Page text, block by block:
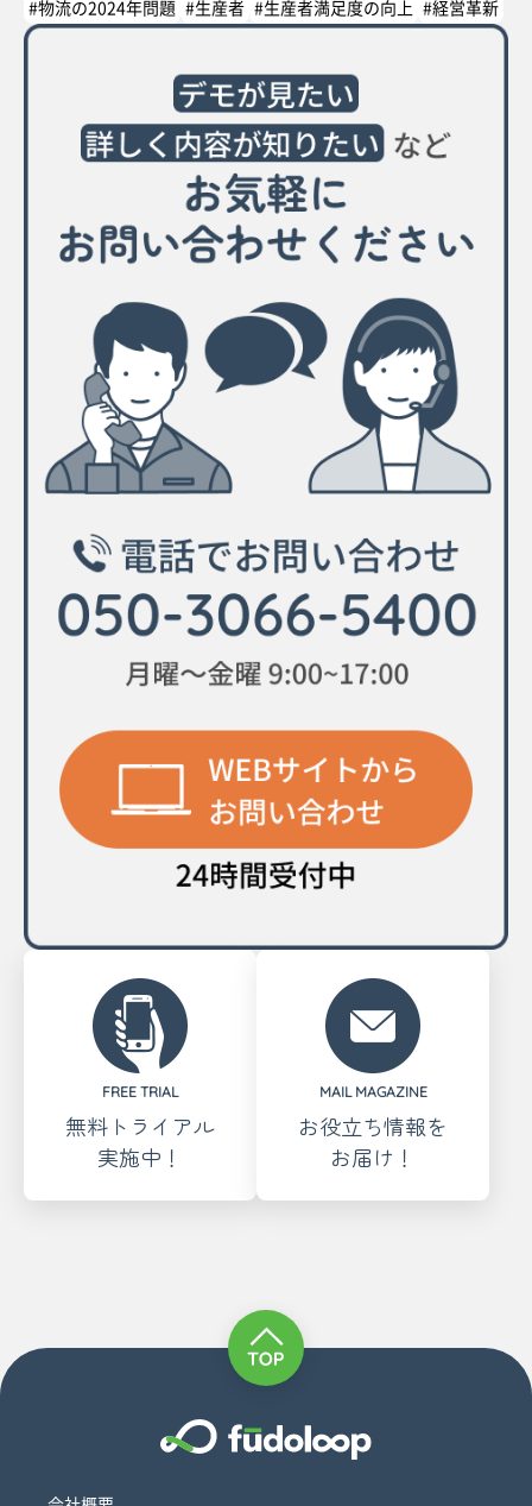
#物流の2024年問題 #生産者 #生産者満足度の向上 #経営革新
FREE TRIAL
無料トライアル
実施中！
MAIL MAGAZINE
お役立ち情報を
お届け！